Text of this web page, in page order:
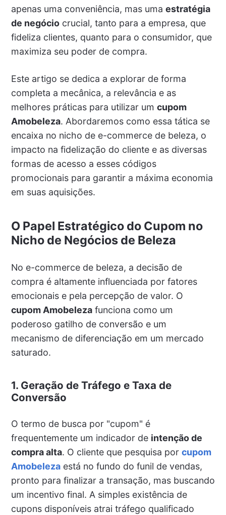
apenas uma conveniência, mas uma estratégia
de negóciocrucial, tanto para a empresa, que
fideliza clientes, quanto para o consumidor, que
maximiza seu poder de compra.
Este artigo se dedica a explorar de forma
completa a mecânica, a relevância e as
melhores práticas para utilizar um cupom
Amobeleza. Abordaremos como essa tática se
encaixa no nicho de e-commerce de beleza, o
impacto na fidelização do cliente e as diversas
formas de acesso a esses códigos
promocionais para garantir a máxima economia
em suas aquisições.
O Papel Estratégico do Cupom no
Nicho de Negócios de Beleza
No e-commerce de beleza, a decisão de
compra é altamente influenciada por fatores
emocionais e pela percepção de valor. O
cupom Amobelezafunciona como um
poderoso gatilho de conversão e um
mecanismo de diferenciação em um mercado
saturado.
1. Geração de Tráfego e Taxa de
Conversão
O termo de busca por "cupom" é
frequentemente um indicador de intenção de
compra alta. O cliente que pesquisa por cupom
Amobelezaestá no fundo do funil de vendas,
pronto para finalizar a transação, mas buscando
um incentivo final. A simples existência de
cupons disponíveis atrai tráfego qualificado